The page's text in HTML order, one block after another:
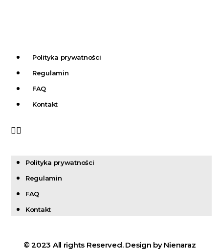
Polityka prywatności
Regulamin
FAQ
Kontakt
Polityka prywatności
Regulamin
FAQ
Kontakt
© 2023 All rights Reserved. Design by Nienaraz